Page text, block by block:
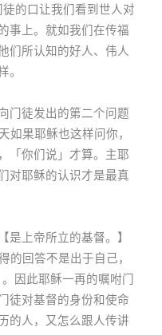
的口让我们看到世人对
事上。就如我们在传福
们所认知的好人、伟人
。
门徒发出的第二个问题
如果耶稣也这样问你，
「你们说」才算。主耶
对耶稣的认识才是最真
是上帝所立的基督。】
的回答不是出于自己，
因此耶稣一再的嘱咐门
徒对基督的身份和使命
的人，又怎么跟人传讲